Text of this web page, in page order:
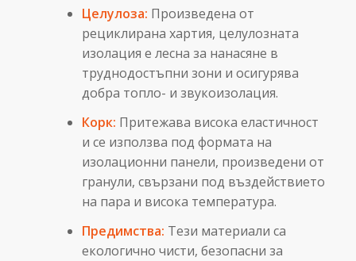
Целулоза: Произведена от
рециклирана хартия, целулозната
изолация е лесна за нанасяне в
труднодостъпни зони и осигурява
добра топло- и звукоизолация.
Корк: Притежава висока еластичност
и се използва под формата на
изолационни панели, произведени от
гранули, свързани под въздействието
на пара и висока температура.
Предимства: Тези материали са
екологично чисти, безопасни за